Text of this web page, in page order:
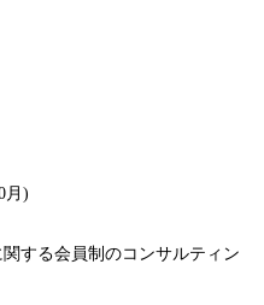
月)
する会員制のコンサルティン